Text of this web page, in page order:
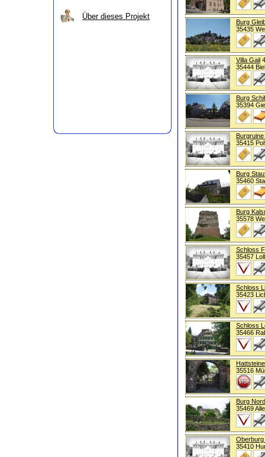
Über dieses Projekt
Burg
35435
Villa Gail
35444
Burg
35394
35415
Burg
35460
Burg
35578
Schloss
35457
Schloss
35423
Schloss
35466
35516
Burg
35469
Oberburg
35410